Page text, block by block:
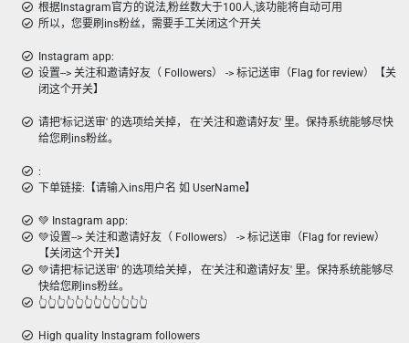
根据Instagram官方的说法,粉丝数大于100人,该功能将自动可用
所以，您要刷ins粉丝，需要手工关闭这个开关
Instagram app:
设置--> 关注和邀请好友（ Followers） -> 标记送审（Flag for review）【关
闭这个开关】
请把'标记送审' 的选项给关掉， 在'关注和邀请好友' 里。保持系统能够尽快
给您刷ins粉丝。
:
下单链接:【请输入ins用户名 如 UserName】
💚 Instagram app:
💚设置--> 关注和邀请好友（ Followers） -> 标记送审（Flag for review）
【关闭这个开关】
💚请把'标记送审' 的选项给关掉， 在'关注和邀请好友' 里。保持系统能够尽
快给您刷ins粉丝。
👆👆👆👆👆👆👆👆👆👆👆👆
High quality Instagram followers